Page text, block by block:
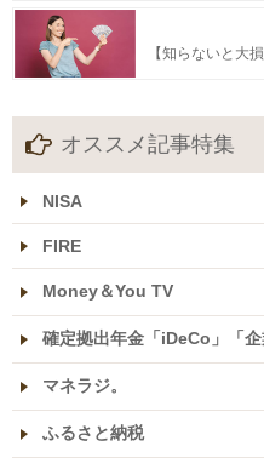
【知らないと大
オススメ記事特集
NISA
FIRE
Money＆You TV
確定拠出年金「iDeCo」「企
マネラジ。
ふるさと納税